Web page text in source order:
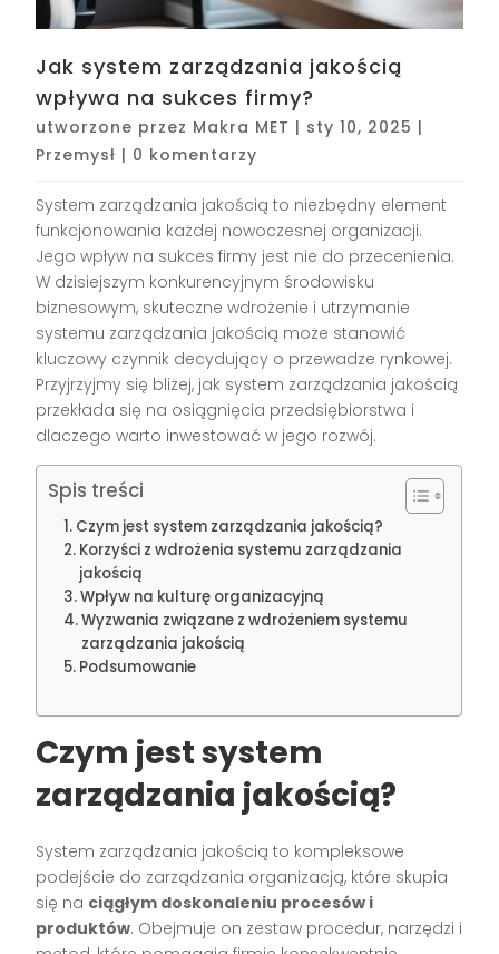
Jak system zarządzania jakością
wpływa na sukces firmy?
utworzone przez Makra MET | sty 10, 2025 |
Przemysł | 0 komentarzy
System zarządzania jakością to niezbędny element
funkcjonowania każdej nowoczesnej organizacji.
Jego wpływ na sukces firmy jest nie do przecenienia.
W dzisiejszym konkurencyjnym środowisku
biznesowym, skuteczne wdrożenie i utrzymanie
systemu zarządzania jakością może stanowić
kluczowy czynnik decydujący o przewadze rynkowej.
Przyjrzyjmy się bliżej, jak system zarządzania jakością
przekłada się na osiągnięcia przedsiębiorstwa i
dlaczego warto inwestować w jego rozwój.
Spis treści
Czym jest system zarządzania jakością?
Korzyści z wdrożenia systemu zarządzania
jakością
Wpływ na kulturę organizacyjną
Wyzwania związane z wdrożeniem systemu
zarządzania jakością
Podsumowanie
Czym jest system
zarządzania jakością?
System zarządzania jakością to kompleksowe
podejście do zarządzania organizacją, które skupia
się na ciągłym doskonaleniu procesów i
produktów. Obejmuje on zestaw procedur, narzędzi i